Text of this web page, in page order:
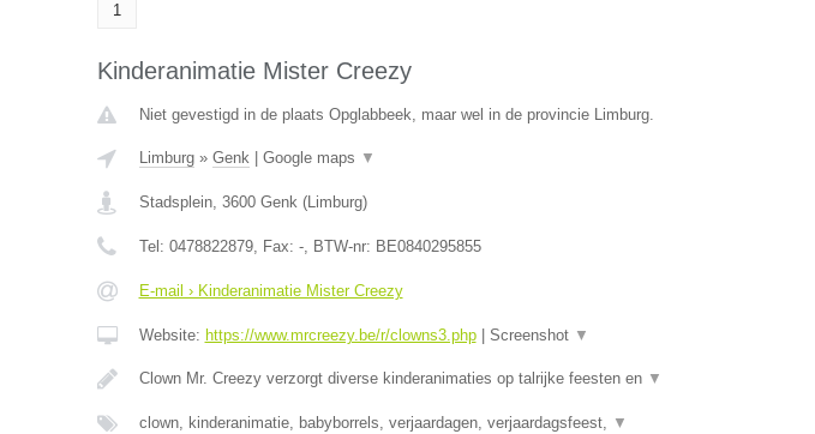
1
Kinderanimatie Mister Creezy
Niet gevestigd in de plaats Opglabbeek, maar wel in de provincie Limburg.
Limburg» Genk| Google maps ▼
Stadsplein, 3600 Genk(Limburg)
Tel: 0478822879, Fax: -, BTW-nr: BE0840295855
E-mail › Kinderanimatie Mister Creezy
Website: https://www.mrcreezy.be/r/clowns3.php| Screenshot ▼
Clown Mr. Creezy verzorgt diverse kinderanimaties op talrijke feesten en ▼
clown, kinderanimatie, babyborrels, verjaardagen, verjaardagsfeest, ▼